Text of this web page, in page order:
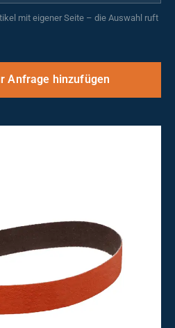
mit eigener Seite – die Auswahl ruft